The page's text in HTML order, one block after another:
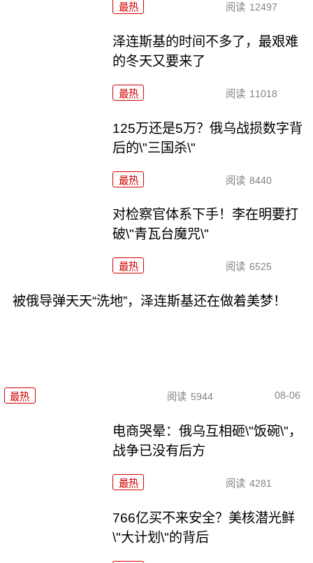
最热 阅读 12497
泽连斯基的时间不多了，最艰难
的冬天又要来了
最热 阅读 11018
125万还是5万？俄乌战损数字背
后的\"三国杀\"
最热 阅读 8440
对检察官体系下手！李在明要打
破\"青瓦台魔咒\"
最热 阅读 6525
被俄导弹天天“洗地”，泽连斯基还在做着美梦！
最热 阅读 5944 08-06
电商哭晕：俄乌互相砸\"饭碗\"，
战争已没有后方
最热 阅读 4281
766亿买不来安全？美核潜光鲜
\"大计划\"的背后